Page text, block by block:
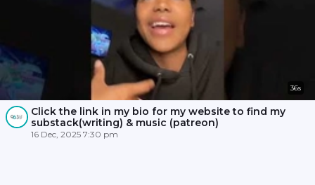
36s
Click the link in my bio for my website to find my
substack(writing) & music (patreon)
16 Dec, 2025 7:30 pm